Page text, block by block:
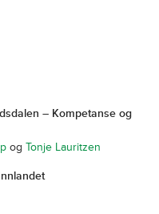
– Kompetanse og
og Tonje Lauritzen